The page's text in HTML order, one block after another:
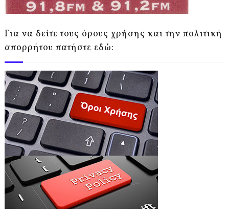
Για να δείτε τους όρους χρήσης και την πολιτική
απορρήτου πατήστε εδώ: